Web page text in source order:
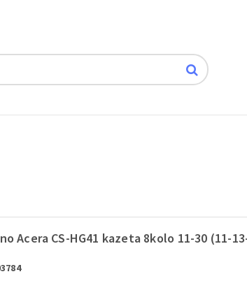
Acera CS-HG41 kazeta 8kolo 11-30 (11-